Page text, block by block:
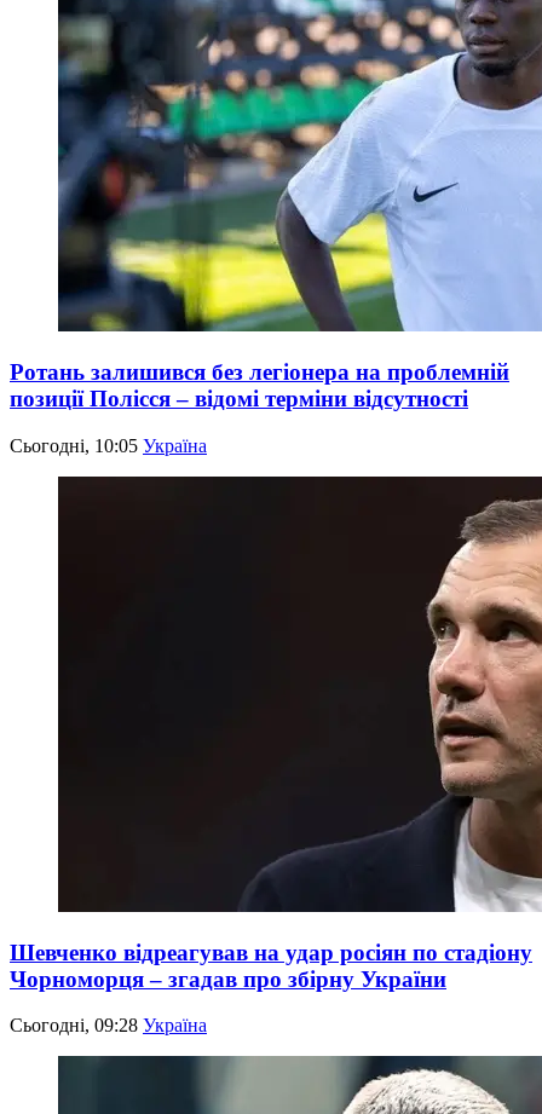
Ротань залишився без легіонера на проблемній
позиції Полісся – відомі терміни відсутності
Сьогодні, 10:05 Україна
Шевченко відреагував на удар росіян по стадіону
Чорноморця – згадав про збірну України
Сьогодні, 09:28 Україна